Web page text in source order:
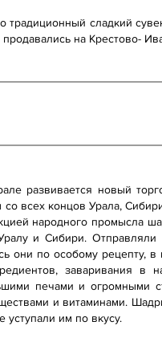
традиционный сладкий
на Крестово-
развивается новый
всех концов Урала,
народного промысла
и Сибири.
они по особому рецепту,
заваривания
печами и огромными
и витаминами.
уступали им по вкусу.